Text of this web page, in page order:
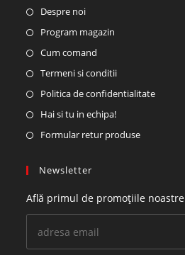
in
Despre noiOpens
in
Program magazin
a
Cum comand
in
tab
Termeni si conditiiOpens
in
Politica de confidentialitateOpens
Hai si tu in echipa!Opens
in
Formular retur produseOpens
tab
Newsletter
Află primul de promoțiile noastre